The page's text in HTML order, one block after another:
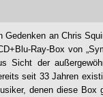
Gedenken an Chris
Ray-Box von
Sicht der
seit 33 Jahren
denen diese Box